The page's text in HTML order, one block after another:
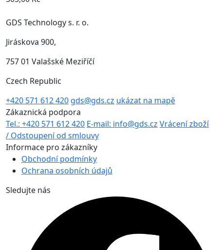
GDS Technology s. r. o.
Jiráskova 900,
757 01 Valašské Meziříčí
Czech Republic
+420 571 612 420 gds@gds.cz ukázat na mapě
Zákaznická podpora
Tel.: +420 571 612 420 E-mail: info@gds.cz Vrácení zboží
/ Odstoupení od smlouvy
Informace pro zákazníky
Obchodní podmínky
Ochrana osobních údajů
Sledujte nás